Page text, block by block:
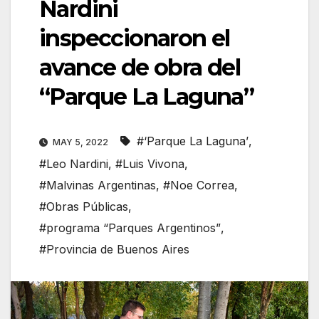
Nardini
inspeccionaron el
avance de obra del
“Parque La Laguna”
MAY 5, 2022 #‘Parque La Laguna’,
#Leo Nardini, #Luis Vivona,
#Malvinas Argentinas, #Noe Correa,
#Obras Públicas,
#programa “Parques Argentinos”,
#Provincia de Buenos Aires